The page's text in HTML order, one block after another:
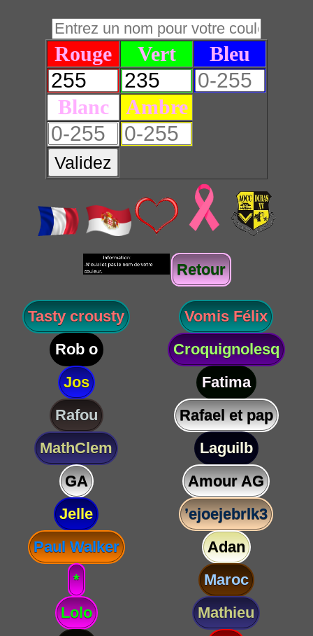
Rouge Vert Bleu
Blanc Ambre
Validez
Retour
Tasty crousty
Vomis Félix
Rob o
Croquignolesq
Jos
Fatima
Rafou
Rafael et pap
MathClem
Laguilb
GA
Amour AG
Jelle
’ejoejebrlk3
Paul Walker
Adan
*
Maroc
Lolo
Mathieu